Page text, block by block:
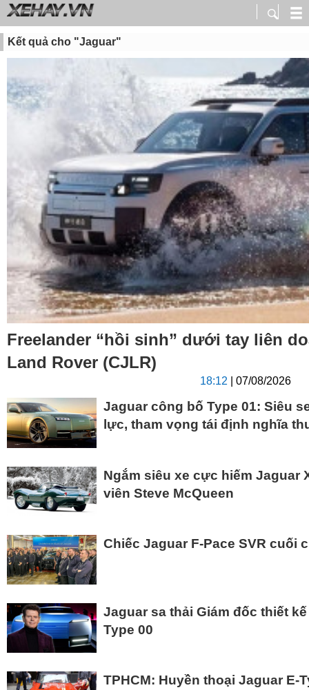
Kết quả cho "Jaguar"
Freelander “hồi sinh” dưới tay liên
Land Rover (CJLR)
18:12 | 07/08/2026
Jaguar công bố Type 01: Siêu
lực, tham vọng tái định nghĩa
Ngắm siêu xe cực hiếm Jaguar
viên Steve McQueen
Chiếc Jaguar F-Pace SVR cuối
Jaguar sa thải Giám đốc thiết
Type 00
TPHCM: Huyền thoại Jaguar E-